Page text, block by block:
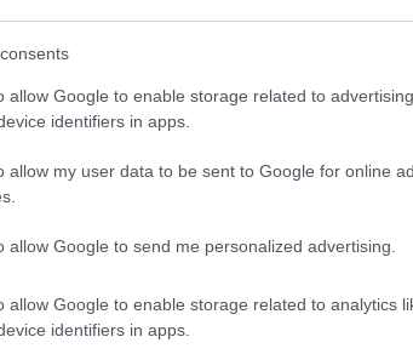
allow Google to enable storage related to
identifiers in apps.
allow my user data to be sent to Google for online
allow Google to send me personalized advertising.
allow Google to enable storage related to analytics
identifiers in apps.
nella sezioneLogindal menù del sito o